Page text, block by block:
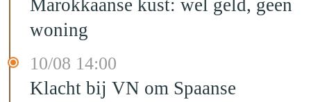
Marokkaanse kust: wel geld, geen
woning
10/08 14:00
Klacht bij VN om Spaanse